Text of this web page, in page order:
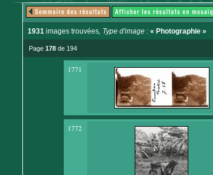
1931 images trouvées, Type d'image : « Photographie »
Page 178 de 194
1771
1772